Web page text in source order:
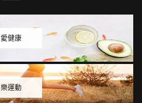
愛健康
樂運動